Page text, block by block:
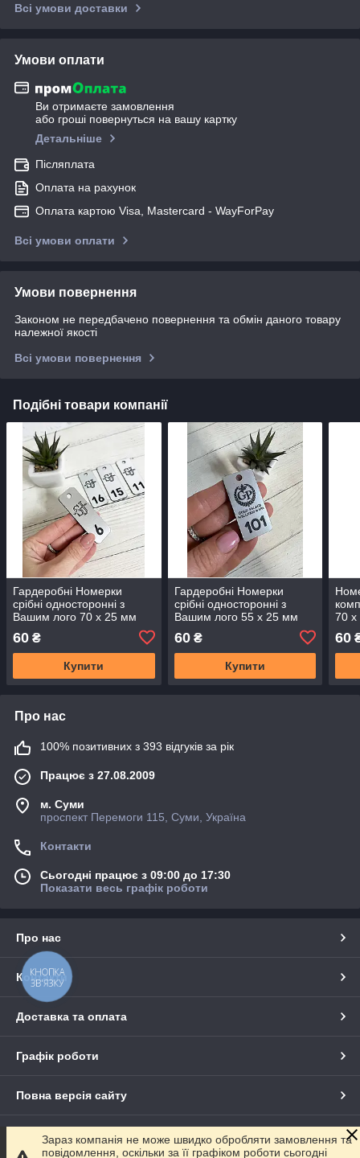
Всі умови доставки
Умови оплати
Ви отримаєте замовлення
або гроші повернуться на вашу картку
Детальніше
Післяплата
Оплата на рахунок
Оплата картою Visa, Mastercard - WayForPay
Всі умови оплати
Умови повернення
Законом не передбачено повернення та обмін даного товару
належної якості
Всі умови повернення
Подібні товари компанії
Гардеробні Номерки
срібні односторонні з
Вашим лого 70 х 25 мм
60 ₴
Купити
Гардеробні Номерки
срібні односторонні з
Вашим лого 55 х 25 мм
60₴
Купити
70 х
60
Про нас
100% позитивних з 393 відгуків за рік
Працює з 27.08.2009
м. Суми
проспект Перемоги 115, Суми, Україна
Контакти
Сьогодні працює з 09:00 до 17:30
Показати весь графік роботи
Про нас
Контакти
Доставка та оплата
Графік роботи
Повна версія сайту
Сайт створено на маркетплейсі Prom.ua
Зараз компанія не може швидко обробляти замовлення та
повідомлення, оскільки за її графіком роботи сьогодні
КНОПКА
ЗВ'ЯЗКУ